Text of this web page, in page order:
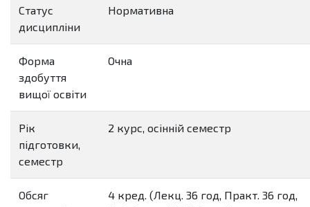
Статус
дисципліни
Нормативна
Форма
здобуття
вищої освіти
Очна
Рік
підготовки,
семестр
2 курс, осінній семестр
Обсяг
4 кред. (Лекц. 36 год, Практ. 36 год,